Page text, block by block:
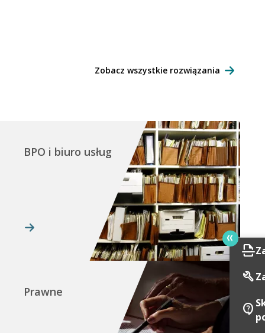
Zobacz wszystkie rozwiązania
BPO i biuro usług
Prawne
scan
build
contact_support